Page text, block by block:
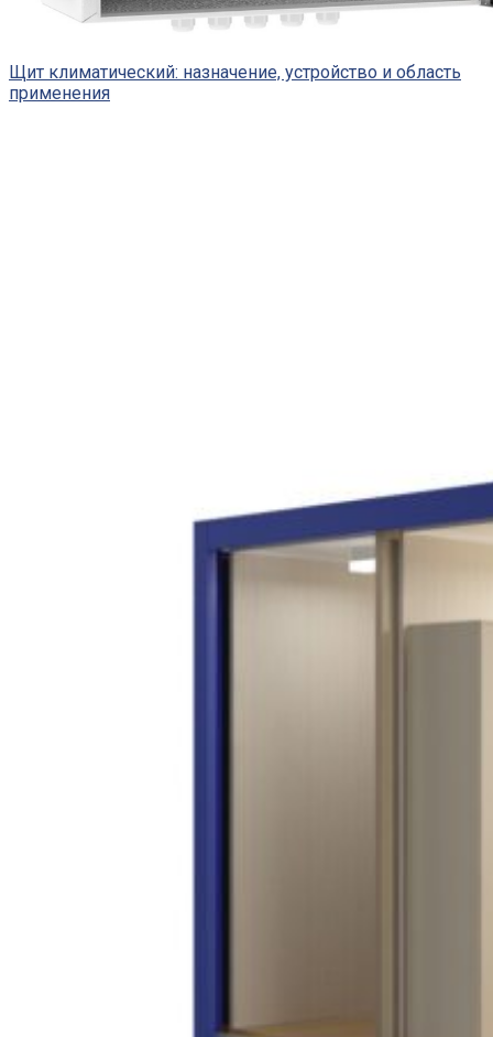
Щит климатический: назначение, устройство и область
применения